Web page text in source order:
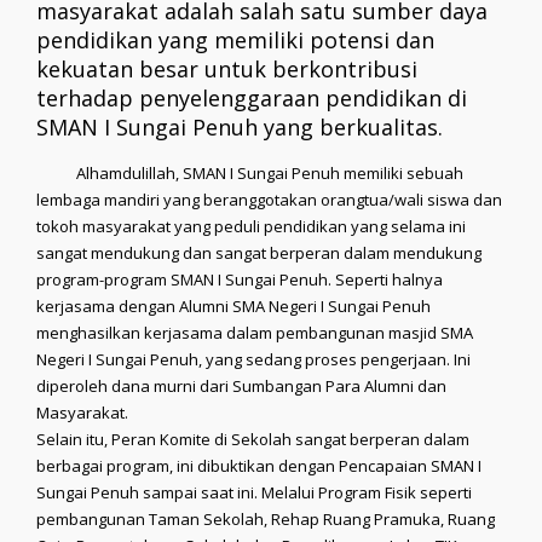
masyarakat adalah salah satu sumber daya
pendidikan yang memiliki potensi dan
kekuatan besar untuk berkontribusi
terhadap penyelenggaraan pendidikan di
SMAN I Sungai Penuh yang berkualitas.
Alhamdulillah, SMAN I Sungai Penuh memiliki sebuah
lembaga mandiri yang beranggotakan orangtua/wali siswa dan
tokoh masyarakat yang peduli pendidikan yang selama ini
sangat mendukung dan sangat berperan dalam mendukung
program-program SMAN I Sungai Penuh. Seperti halnya
kerjasama dengan Alumni SMA Negeri I Sungai Penuh
menghasilkan kerjasama dalam pembangunan masjid SMA
Negeri I Sungai Penuh, yang sedang proses pengerjaan. Ini
diperoleh dana murni dari Sumbangan Para Alumni dan
Masyarakat.
Selain itu, Peran Komite di Sekolah sangat berperan dalam
berbagai program, ini dibuktikan dengan Pencapaian SMAN I
Sungai Penuh sampai saat ini. Melalui Program Fisik seperti
pembangunan Taman Sekolah, Rehap Ruang Pramuka, Ruang